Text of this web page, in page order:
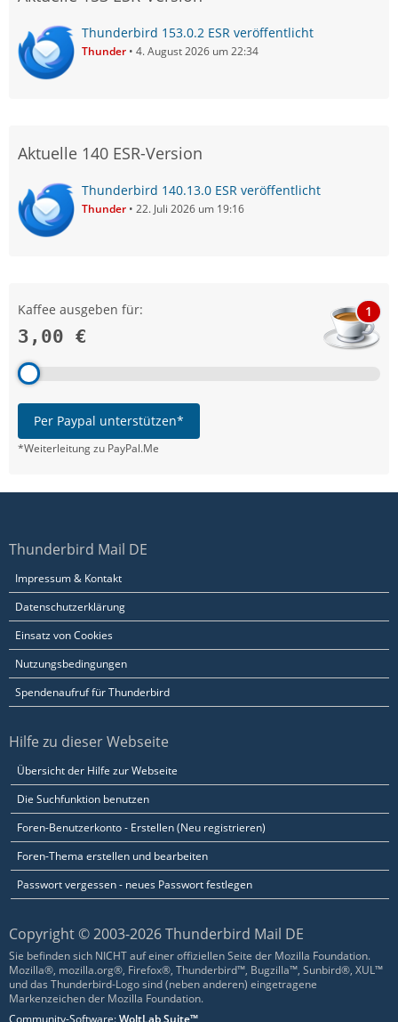
Thunderbird 153.0.2 ESR veröffentlicht
Thunder 4. August 2026 um 22:34
Aktuelle 140 ESR-Version
Thunderbird 140.13.0 ESR veröffentlicht
Thunder 22. Juli 2026 um 19:16
Kaffee ausgeben für:
3,00 €
1
Per Paypal unterstützen*
*Weiterleitung zu PayPal.Me
Thunderbird Mail DE
Impressum & Kontakt
Datenschutzerklärung
Einsatz von Cookies
Nutzungsbedingungen
Spendenaufruf für Thunderbird
Hilfe zu dieser Webseite
Übersicht der Hilfe zur Webseite
Die Suchfunktion benutzen
Foren-Benutzerkonto - Erstellen (Neu registrieren)
Foren-Thema erstellen und bearbeiten
Passwort vergessen - neues Passwort festlegen
Copyright © 2003-2026 Thunderbird Mail DE
Sie befinden sich NICHT auf einer offiziellen Seite der Mozilla Foundation.
Mozilla®, mozilla.org®, Firefox®, Thunderbird™, Bugzilla™, Sunbird®, XUL™
und das Thunderbird-Logo sind (neben anderen) eingetragene
Markenzeichen der Mozilla Foundation.
Community-Software:WoltLab Suite™